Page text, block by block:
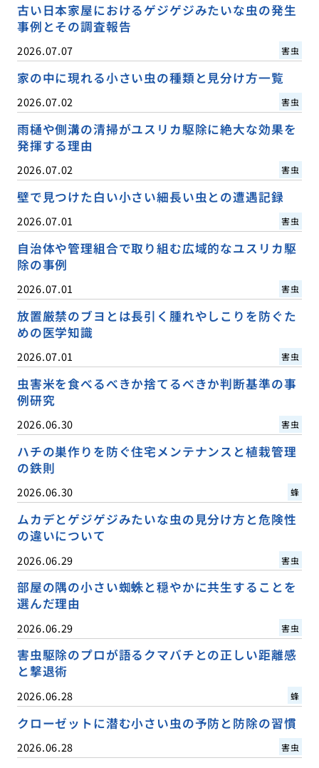
古い日本家屋におけるゲジゲジみたいな虫の発生
事例とその調査報告
2026.07.07 害虫
家の中に現れる小さい虫の種類と見分け方一覧
2026.07.02 害虫
雨樋や側溝の清掃がユスリカ駆除に絶大な効果を
発揮する理由
2026.07.02 害虫
壁で見つけた白い小さい細長い虫との遭遇記録
2026.07.01 害虫
自治体や管理組合で取り組む広域的なユスリカ駆
除の事例
2026.07.01 害虫
放置厳禁のブヨとは長引く腫れやしこりを防ぐた
めの医学知識
2026.07.01 害虫
虫害米を食べるべきか捨てるべきか判断基準の事
例研究
2026.06.30 害虫
ハチの巣作りを防ぐ住宅メンテナンスと植栽管理
の鉄則
2026.06.30 蜂
ムカデとゲジゲジみたいな虫の見分け方と危険性
の違いについて
2026.06.29 害虫
部屋の隅の小さい蜘蛛と穏やかに共生することを
選んだ理由
2026.06.29 害虫
害虫駆除のプロが語るクマバチとの正しい距離感
と撃退術
2026.06.28 蜂
クローゼットに潜む小さい虫の予防と防除の習慣
2026.06.28 害虫